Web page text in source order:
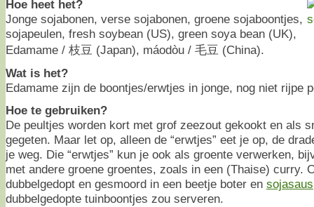
Hoe heet het?
Jonge sojabonen, verse sojabonen, groene sojaboontjes,
sojapeulen, fresh soybean (US), green soya bean (UK),
Edamame / 枝豆 (Japan), máodòu / 毛豆 (China).
Wat is het?
Edamame zijn de boontjes/erwtjes in jonge, nog niet rijpe
Hoe te gebruiken?
De peultjes worden kort met grof zeezout gekookt en als
gegeten. Maar let op, alleen de “erwtjes” eet je op, de
je weg. Die “erwtjes” kun je ook als groente verwerken,
met andere groene groentes, zoals in een (Thaise) curry.
dubbelgedopt en gesmoord in een beetje boter en sojasaus
dubbelgedopte tuinboontjes zou serveren.